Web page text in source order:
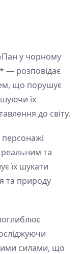
у чорному
— розповідає
що порушує
їх
до світу.
та
їх шукати
та природу
силами, що